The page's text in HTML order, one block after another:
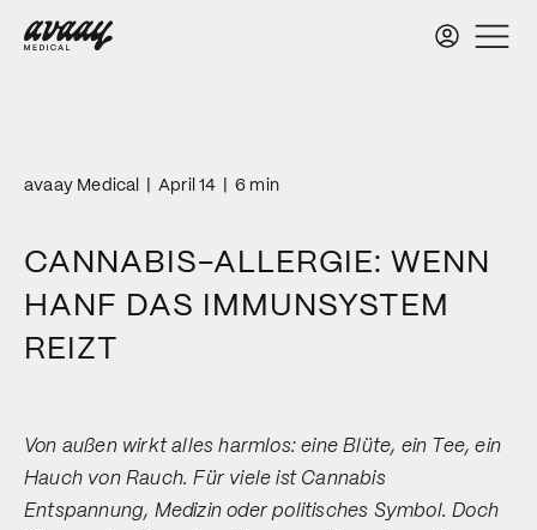
avaay Medical April 14 6 min
CANNABIS-ALLERGIE: WENN
HANF DAS IMMUNSYSTEM
REIZT
Von außen wirkt alles harmlos: eine Blüte, ein Tee, ein
Hauch von Rauch. Für viele ist Cannabis
Entspannung, Medizin oder politisches Symbol. Doch